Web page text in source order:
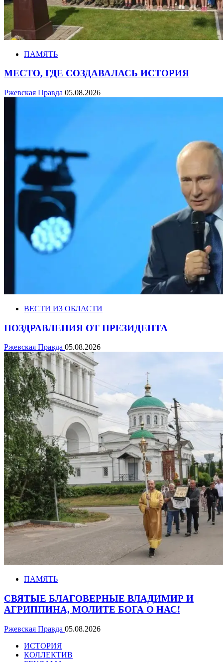
ПАМЯТЬ
МЕСТО, ГДЕ СОЗДАВАЛАСЬ ИСТОРИЯ
Ржевская Правда 05.08.2026
ВЕСТИ ИЗ ОБЛАСТИ
ПОЗДРАВЛЕНИЯ ОТ ПРЕЗИДЕНТА
Ржевская Правда 05.08.2026
ПАМЯТЬ
СВЯТЫЕ БЛАГОВЕРНЫЕ ВЛАДИМИР И
АГРИППИНА, МОЛИТЕ БОГА О НАС!
Ржевская Правда 05.08.2026
ИСТОРИЯ
КОЛЛЕКТИВ